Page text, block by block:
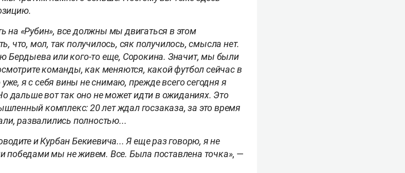
на «Рубин», все должны мы двигаться в этом
что, мол, так получилось, сяк получилось, смысла нет.
Бердыева или кого-то еще, Сорокина. Значит, мы были
команды, как меняются, какой футбол сейчас в
я с себя вины не снимаю, прежде всего сегодня я
дальше вот так оно не может идти в ожиданиях. Это
комплекс: 20 лет ждал госзаказа, за это время
развалились полностью...
и Курбан Бекиевича... Я еще раз говорю, я не
победами мы не живем. Все. Была поставлена точка», —